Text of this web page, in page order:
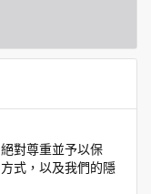
對尊重並予以保
式，以及我們的隱